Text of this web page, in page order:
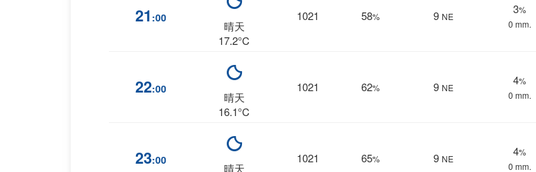
21 :00
晴天
17.2°C
1021 58% 9 NE
3%
0 mm.
22:00
晴天
16.1°C
1021 62% 9 NE
4%
0 mm.
23:00
晴天
1021 65% 9 NE
4%
0 mm.